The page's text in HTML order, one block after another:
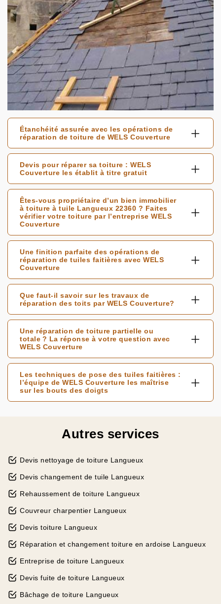
Étanchéité assurée avec les opérations de
réparation de toiture de WELS Couverture
Devis pour réparer sa toiture : WELS
Couverture les établit à titre gratuit
Êtes-vous propriétaire d’un bien immobilier
à toiture à tuile Langueux 22360 ? Faites
vérifier votre toiture par l’entreprise WELS
Couverture
Une finition parfaite des opérations de
réparation de tuiles faitières avec WELS
Couverture
Que faut-il savoir sur les travaux de
réparation des toits par WELS Couverture?
Une réparation de toiture partielle ou
totale ? La réponse à votre question avec
WELS Couverture
Les techniques de pose des tuiles faitières :
l’équipe de WELS Couverture les maîtrise
sur les bouts des doigts
Autres services
Devis nettoyage de toiture Langueux
Devis changement de tuile Langueux
Rehaussement de toiture Langueux
Couvreur charpentier Langueux
Devis toiture Langueux
Réparation et changement toiture en ardoise Langueux
Entreprise de toiture Langueux
Devis fuite de toiture Langueux
Bâchage de toiture Langueux